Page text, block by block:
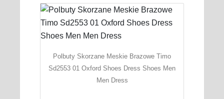
Polbuty Skorzane Meskie Brazowe Timo
Sd2553 01 Oxford Shoes Dress Shoes Men
Men Dress